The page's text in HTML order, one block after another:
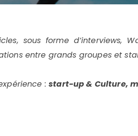
sous forme d’interviews,
entre grands groupes et
:start-up & Culture,